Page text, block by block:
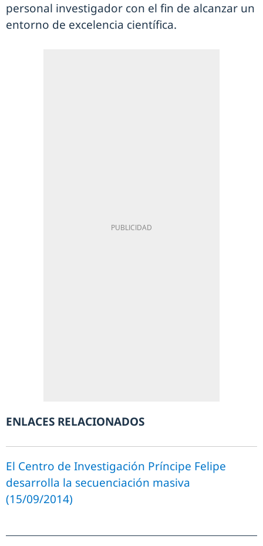
personal investigador con el fin de alcanzar un
entorno de excelencia científica.
ENLACES RELACIONADOS
El Centro de Investigación Príncipe Felipe
desarrolla la secuenciación masiva
(15/09/2014)